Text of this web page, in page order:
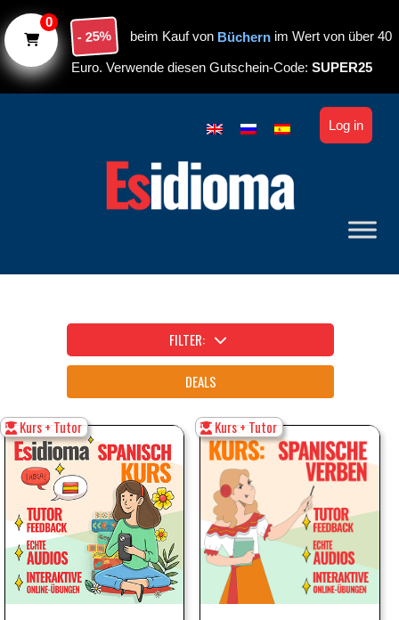
- 25% beim Kauf von Büchern im Wert von über 40
Euro. Verwende diesen Gutschein-Code: SUPER25
Log in
FILTER:
DEALS
Kurs + Tutor Kurs + Tutor
0